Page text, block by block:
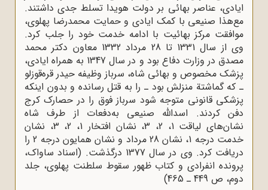
ایادی، عناصر بهائی بر دولت هویدا تسلط جدی داشتند.
مع‌هذا صنیعی با کمک ایادی و حمایت محمدرضا پهلوی،
موافقت مرکز بهائیت با ادامه خدمت خود را جلب کرد.
وی از سال 1331 تا 28 مرداد 1332 معاون دکتر محمد
مصدق در وزارت دفاع بود و در سال 1347 به همراه ایادی،
پزشک مخصوص و بهائی شاه، سرباز وظیفه حیدر قره‌قوزلو
ـ که گماشتة منزلش بود ـ را به قتل رسانده و بدون اینکه
پزشکی قانونی متوجه شود سرباز فوق را در حصارک کرج
دفن کردند. اسدالله صنیعی به‌دفعات از طرف شاه
نشان‌های لیاقت 1، 2، 3، نشان افتخار 1، 2، 3، نشان
خدمت درجه 1، نشان 28 مرداد و نشان همایون درجه 2 را
دریافت کرد. وی در سال 1377 درگذشت. (اسناد ساواک،
پرونده انفرادی و کتاب ظهور سقوط سلطنت پهلوی، جلد
دوم، ص 449 ـ 465)